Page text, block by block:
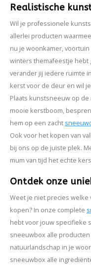
Realistische
Wil je professionele
allerlei producten
nu je woonkamer,
winters themafeestje hebt
verander jij iedere ruimte
kerst voor de deur en wil
Plaats kunstsneeuw op
mooie kerstboom,
hem op een zacht
Ook voor het kopen van
bij ons op de juiste plek.
mum van tijd het echte
Ontdek onze
Weet je niet precies
kopen? In onze complete
hebt voor jouw specifieke
sneeuwbox alle
natuurlandschap in je
sneeuwbox alle